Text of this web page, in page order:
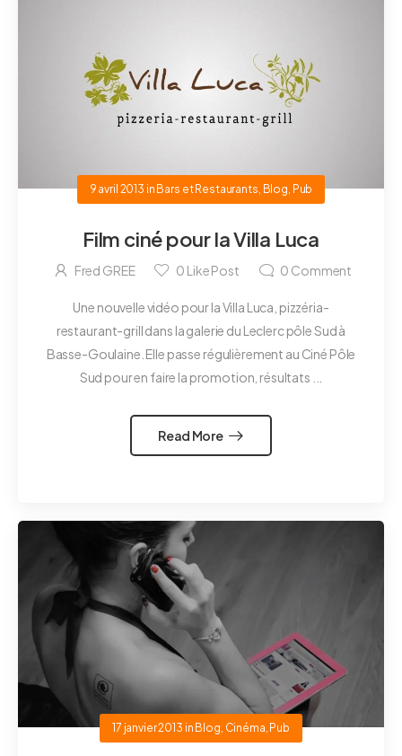
9 avril 2013 in Bars et Restaurants Blog Pub
Film ciné pour la Villa Luca
Fred GREE 0 Like Post 0 Comment
Une nouvelle vidéo pour la Villa Luca, pizzéria-
restaurant-grill dans la galerie du Leclerc pôle Sud à
Basse-Goulaine. Elle passe régulièrement au Ciné Pôle
Sud pour en faire la promotion, résultats ...
Read More
17 janvier 2013 in Blog Cinéma Pub